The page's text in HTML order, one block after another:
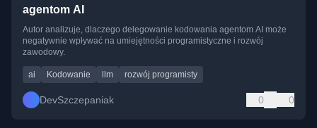
agentom AI
Autor analizuje, dlaczego delegowanie kodowania agentom AI może
negatywnie wpływać na umiejętności programistyczne i rozwój
zawodowy.
ai Kodowanie llm rozwój programisty
DevSzczepaniak 0 0